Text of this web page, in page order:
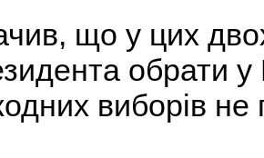
що у цих
обрати у
виборів